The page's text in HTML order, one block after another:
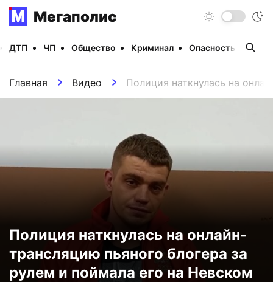
Мегаполис
ДТП ЧП Общество Криминал Опасность
Главная Видео Полиция наткнулась на
Полиция наткнулась на онлайн-
трансляцию пьяного блогера за
рулем и поймала его на Невском